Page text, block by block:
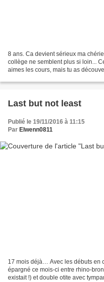
8 ans. Ca devient sérieux ma
collège ne semblent plus si loin...
aimes les cours, mais tu as
Last but not least
Publié le 19/11/2016 à 11:15
Par Elwenn0811
17 mois déjà… Avec les débuts en
épargné ce mois-ci entre rhino-
existait !) et double otite avec